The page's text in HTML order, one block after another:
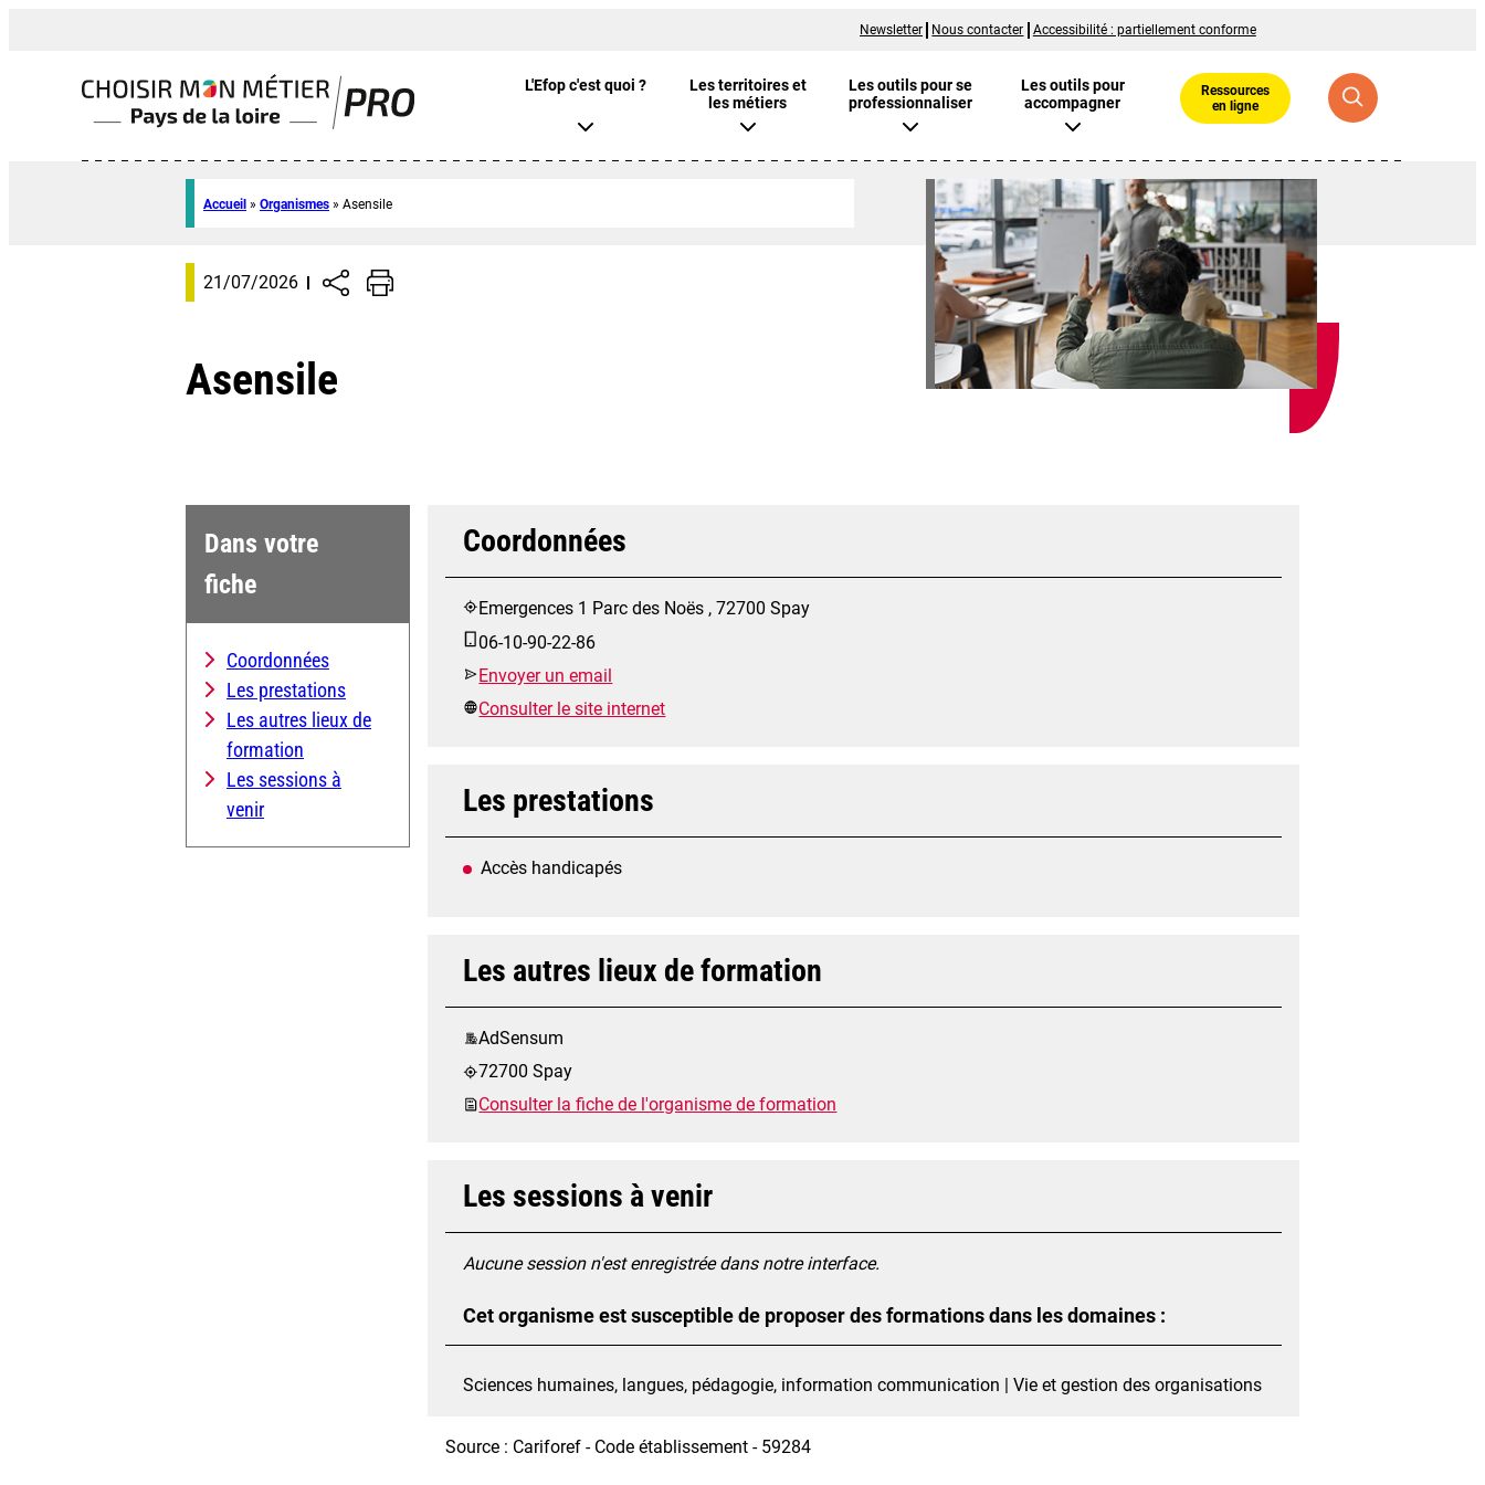
Newsletter Nous contacter Accessibilité : partiellement conforme
L'Efop c'est quoi ?
Les territoires et
les métiers
Les outils pour se
professionnaliser
Les outils pour
accompagner
Ressources
en ligne
Accueil » Organismes » Asensile
21/07/2026
Asensile
Dans votre
fiche
Coordonnées
Les prestations
Les autres lieux de
formation
Les sessions à
venir
Coordonnées
Emergences 1 Parc des Noës , 72700 Spay
06-10-90-22-86
Envoyer un email
Consulter le site internet
Les prestations
Accès handicapés
Les autres lieux de formation
AdSensum
72700 Spay
Consulter la fiche de l'organisme de formation
Les sessions à venir
Aucune session n'est enregistrée dans notre interface.
Cet organisme est susceptible de proposer des formations dans les domaines :
Sciences humaines, langues, pédagogie, information communication | Vie et gestion des organisations
Source : Cariforef - Code établissement - 59284